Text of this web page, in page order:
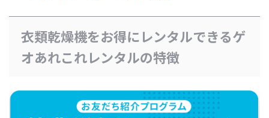
衣類乾燥機をお得にレンタルできるゲ
オあれこれレンタルの特徴